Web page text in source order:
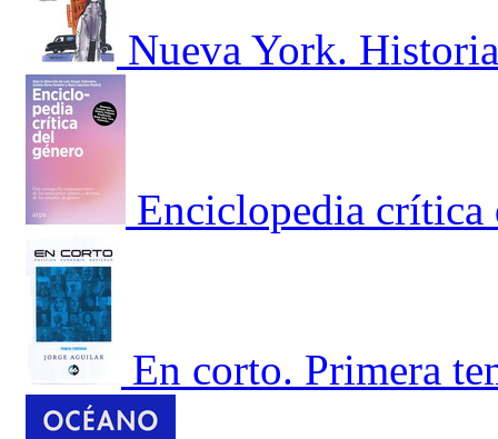
Nueva York.
Enciclopedia crítica
En corto. Primera